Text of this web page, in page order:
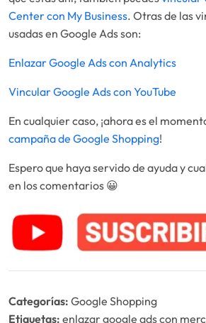
Center con My Business. Otras de las
usadas en Google Ads son:
Enlazar Google Ads con Analytics
Vincular Google Ads con YouTube
En cualquier caso, ¡ahora es el
campaña de Google Shopping!
Espero que haya servido de ayuda y
en los comentarios 😀
Categorías: Google Shopping
Etiquetas: enlazar google ads con